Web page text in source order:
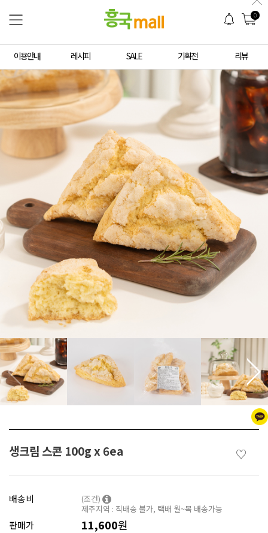
0
이용안내 레시피 SALE 기획전 리뷰
생크림 스콘 100g x 6ea ♡
배송비
(조건)
제주지역 : 직배송 불가, 택배 월~목 배송가능
판매가 11,600원